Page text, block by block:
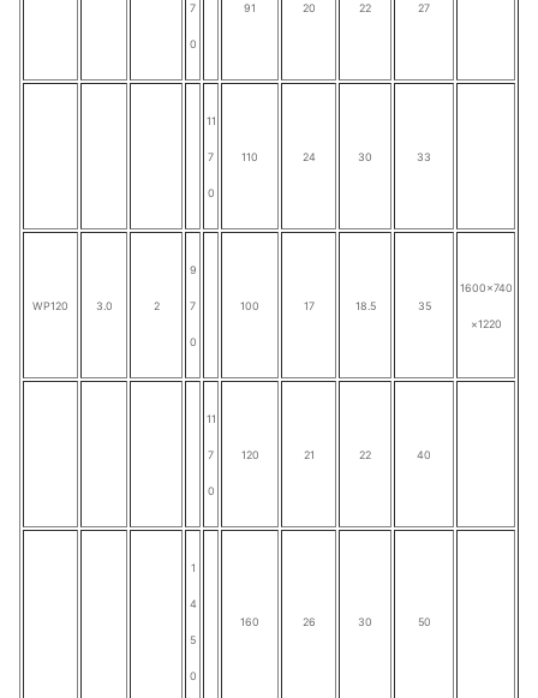
7
0
91 20 22 27
11
7
0
110 24 30 33
WP120 3.0 2
9
7
0
100 17 18.5 35
1600×740
×1220
11
7
0
120 21 22 40
1
4
5
0
160 26 30 50